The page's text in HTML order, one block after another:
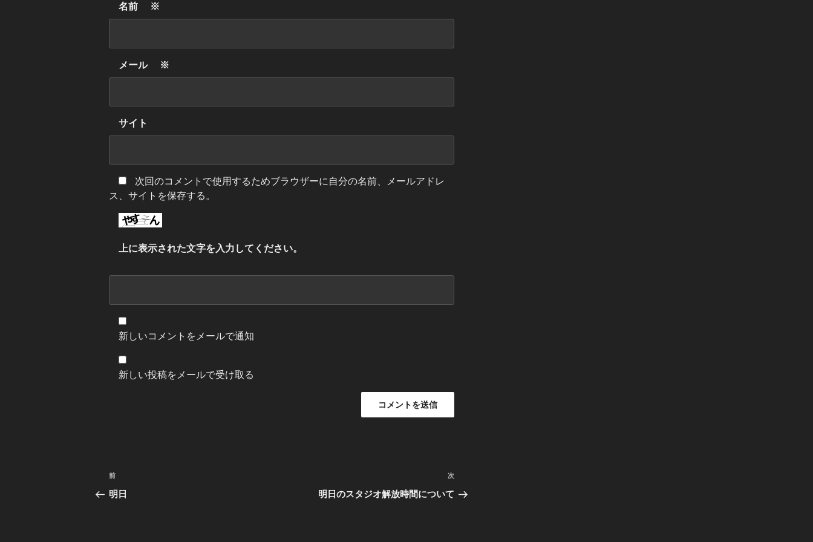
名前 ※
メール ※
サイト
次回のコメントで使用するためブラウザーに自分の名前、メールアドレ
ス、サイトを保存する。
上に表示された文字を入力してください。
新しいコメントをメールで通知
新しい投稿をメールで受け取る
投
稿
前
の
前
明日
次
の
次
明日のスタジオ解放時間について